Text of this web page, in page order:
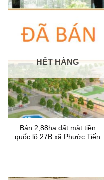
HẾT HÀNG
Bán 2,88ha đất mặt tiền
quốc lộ 27B xã Phước Tiến